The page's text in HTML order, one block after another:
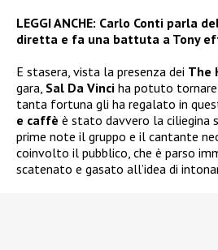
LEGGI ANCHE: Carlo Conti parla
diretta e fa una battuta a Tony
E stasera, vista la presenza dei The
gara, Sal Da Vinci ha potuto
tanta fortuna gli ha regalato in
e caffè è stato davvero la ciliegina
prime note il gruppo e il cantante
coinvolto il pubblico, che è parso
scatenato e gasato all’idea di